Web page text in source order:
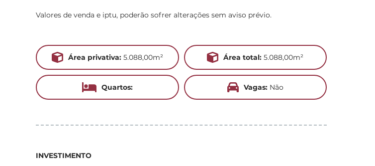
Valores de venda e iptu, poderão sofrer alterações sem aviso prévio.
Área privativa:5.088,00m² Área total: 5.088,00m²
Quartos: Vagas:Não
INVESTIMENTO